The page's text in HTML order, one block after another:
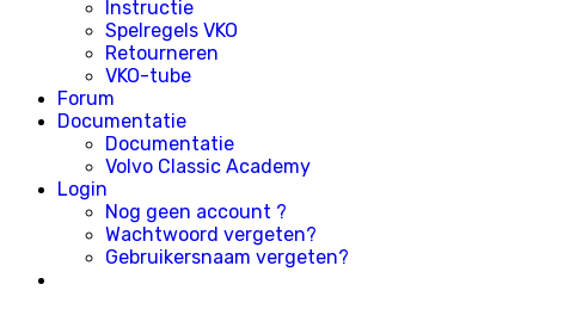
Instructie
Spelregels VKO
Retourneren
VKO-tube
Forum
Documentatie
Documentatie
Volvo Classic Academy
Login
Nog geen account ?
Wachtwoord vergeten?
Gebruikersnaam vergeten?